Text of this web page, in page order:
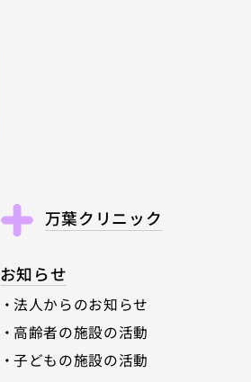
万葉クリニック
お知らせ
法人からのお知らせ
高齢者の施設の活動
子どもの施設の活動